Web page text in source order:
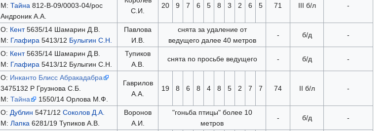
М: Тайна 812-В-09/0003-04/рос
Андроник А.А.
С.И.
20 9 7 6 5 8 3 2 6 5 71 III б/л -
О: Кент5635/14 Шамарин Д.В.
М: Глафира 5413/12 Булыгин С.Н.
Павлова
И.В.
снята за удаление от
ведущего далее 40 метров
- б/д -
О: Кент5635/14 Шамарин Д.В.
М: Глафира 5413/12 Булыгин С.Н.
Тупиков
А.В.
снята по просьбе ведущего - б/д -
О: Инканто Блисс Абракадабра
3475132 Р Грузнова С.Б.
М: Тайна 1550/14 Орлова М.Ф.
Гаврилов
А.А.
19 8 6 8 4 8 5 2 7 7 74 II б/л -
О: Дублин 5471/12 Соколов Д.А.
М: Лапка 6281/19 Тупиков А.В.
Воронов
А.И.
"гоньба птицы" более 10
метров
- б/д -